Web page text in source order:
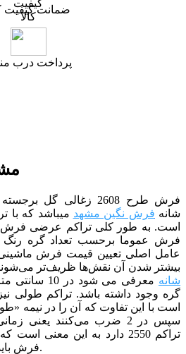
ضمانت کیفیت
پرداخت درب
فرش طرح 2608 زغالی گل برجسته
شانه فرش نگین مشهد
است. به طور کلی تراکم عرضی فرش
فرش عموما برحسب تعداد گره
عامل اصلی تعیین قیمت فرش
بیشتر شدن آن نقش‌ها ظریف‌تر
شانه
گره وجود داشته باشد. تراکم طولی
است با این تفاوت که آن را در نیمه
سپس در 2 ضرب می‌کنند
فرش باید 127 گره وجود داشته باشد.